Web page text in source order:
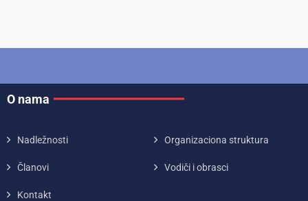
O nama
Nadležnosti Organizaciona struktura
Članovi Vodiči i obrasci
Kontakt